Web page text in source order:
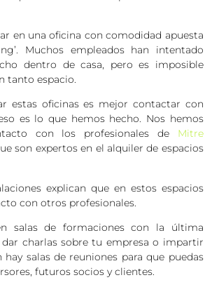
en una oficina con comodidad apuesta
Muchos empleados han intentado
dentro de casa, pero es imposible
tanto espacio.
estas oficinas es mejor contactar con
es lo que hemos hecho. Nos hemos
con los profesionales de Mitre
son expertos en el alquiler de espacios
explican que en estos espacios
con otros profesionales.
salas de formaciones con la última
charlas sobre tu empresa o impartir
hay salas de reuniones para que puedas
futuros socios y clientes.